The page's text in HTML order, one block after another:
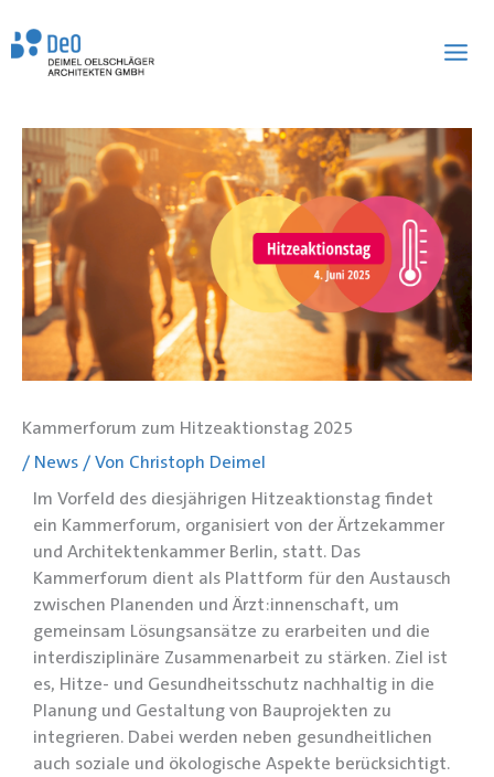
Inhalt
springen
Kammerforum zum Hitzeaktionstag 2025
/ News / Von Christoph Deimel
Im Vorfeld des diesjährigen Hitzeaktionstag findet
ein Kammerforum, organisiert von der Ärtzekammer
und Architektenkammer Berlin, statt. Das
Kammerforum dient als Plattform für den Austausch
zwischen Planenden und Ärzt:innenschaft, um
gemeinsam Lösungsansätze zu erarbeiten und die
interdisziplinäre Zusammenarbeit zu stärken. Ziel ist
es, Hitze- und Gesundheitsschutz nachhaltig in die
Planung und Gestaltung von Bauprojekten zu
integrieren. Dabei werden neben gesundheitlichen
auch soziale und ökologische Aspekte berücksichtigt.